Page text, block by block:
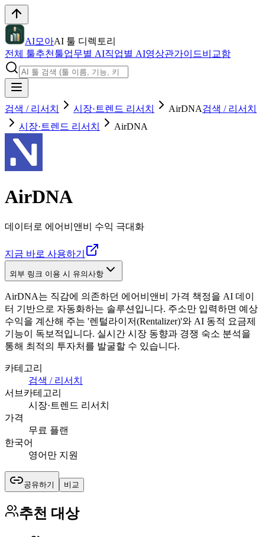
AI모아AI 툴 디렉토리
전체 툴추천툴업무별 AI직업별 AI영상관가이드비교함
검색 / 리서치 시장·트렌드 리서치 AirDNA검색 / 리서치
시장·트렌드 리서치
AirDNA
AirDNA
데이터로 에어비앤비 수익 극대화
지금 바로 사용하기
외부 링크 이용 시 유의사항
AirDNA는 직감에 의존하던 에어비앤비 가격 책정을 AI 데이
터 기반으로 자동화하는 솔루션입니다. 주소만 입력하면 예상
수익을 계산해 주는 '렌털라이저(Rentalizer)'와 AI 동적 요금제
기능이 독보적입니다. 실시간 시장 동향과 경쟁 숙소 분석을
통해 최적의 투자처를 발굴할 수 있습니다.
카테고리
검색 / 리서치
서브카테고리
시장·트렌드 리서치
가격
무료 플랜
한국어
영어만 지원
공유하기 비교
추천 대상